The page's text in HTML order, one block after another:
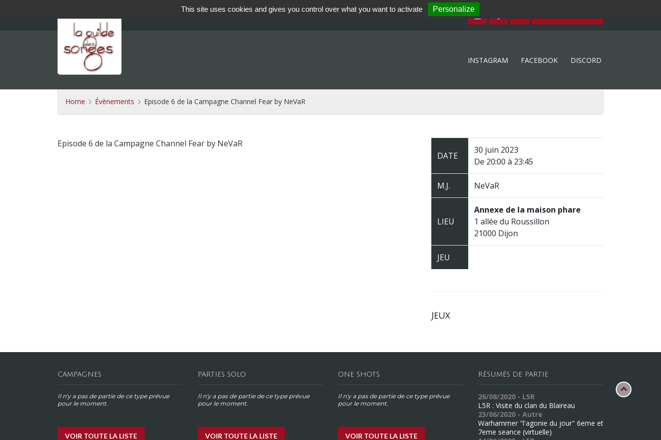
INSTAGRAM FACEBOOK DISCORD
Home Évènements Episode 6 de la Campagne Channel Fear by NeVaR
Episode 6 de la Campagne Channel Fear by NeVaR
DATE
30 juin 2023
De 20:00 à 23:45
M.J. NeVaR
LIEU
Annexe de la maison phare
1 allée du Roussillon
21000 Dijon
JEU
Jeux
CAMPAGNES
Il n'y a pas de partie de ce type prévue
pour le moment.
VOIR TOUTE LA LISTE
PARTIES SOLO
Il n'y a pas de partie de ce type prévue
pour le moment.
VOIR TOUTE LA LISTE
ONE SHOTS
Il n'y a pas de partie de ce type prévue
pour le moment.
VOIR TOUTE LA LISTE
RÉSUMÉS DE PARTIE
26/08/2020 - L5R
L5R : Visite du clan du Blaireau
23/06/2020 - Autre
Warhammer "l'agonie du jour" 6eme et
7eme seance (virtuelle)
This site uses cookies and gives you control over what you want to activate Personalize